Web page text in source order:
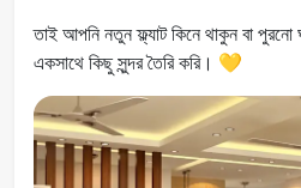
তাই আপনি নতুন ফ্ল্যাট কিনে থাকুন বা
একসাথে কিছু সুন্দর তৈরি করি। 💛